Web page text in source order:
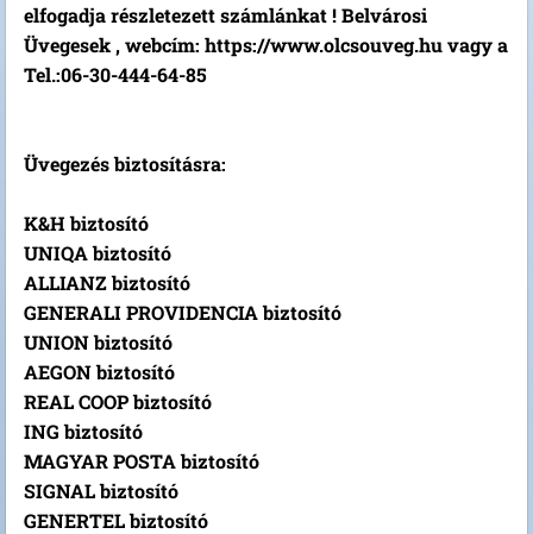
elfogadja részletezett számlánkat ! Belvárosi
Üvegesek , webcím: https://www.olcsouveg.hu vagy a
Tel.:06-30-444-64-85
Üvegezés biztosításra:
K&H biztosító
UNIQA biztosító
ALLIANZ biztosító
GENERALI PROVIDENCIA biztosító
UNION biztosító
AEGON biztosító
REAL COOP biztosító
ING biztosító
MAGYAR POSTA biztosító
SIGNAL biztosító
GENERTEL biztosító